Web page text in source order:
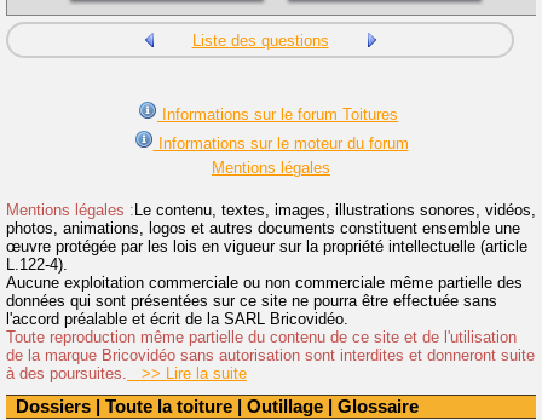
Dossiers | Toute la toiture | Outillage | Glossaire
Liste des questions
Informations sur le forum Toitures
Informations sur le moteur du forum
Mentions légales
Mentions légales : Le contenu, textes, images, illustrations sonores, vidéos,
photos, animations, logos et autres documents constituent ensemble une
œuvre protégée par les lois en vigueur sur la propriété intellectuelle (article
L.122-4).
Aucune exploitation commerciale ou non commerciale même partielle des
données qui sont présentées sur ce site ne pourra être effectuée sans
l'accord préalable et écrit de la SARL Bricovidéo.
Toute reproduction même partielle du contenu de ce site et de l'utilisation
de la marque Bricovidéo sans autorisation sont interdites et donneront suite
à des poursuites. >> Lire la suite